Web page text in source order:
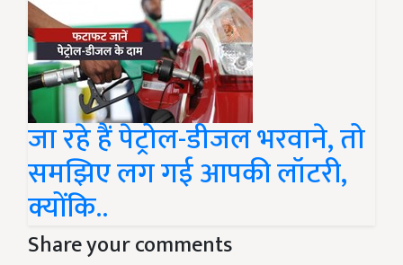
जा रहे हैं पेट्रोल-डीजल भरवाने, तो
समझिए लग गई आपकी लॉटरी,
क्योंकि..
Share your comments